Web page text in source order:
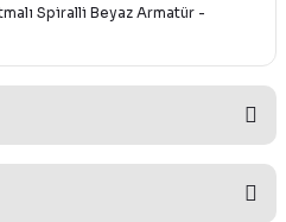
Spiralli Beyaz Armatür -